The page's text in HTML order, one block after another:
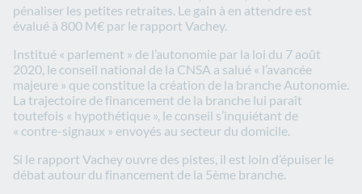
pénaliser les petites retraites. Le gain à en attendre est
évalué à 800 M€ par le rapport Vachey.
Institué « parlement » de l’autonomie par la loi du 7 août
2020, le conseil national de la CNSA a salué « l’avancée
majeure » que constitue la création de la branche Autonomie.
La trajectoire de financement de la branche lui paraît
toutefois « hypothétique », le conseil s’inquiétant de
« contre-signaux » envoyés au secteur du domicile.
Si le rapport Vachey ouvre des pistes, il est loin d’épuiser le
débat autour du financement de la 5ème branche.